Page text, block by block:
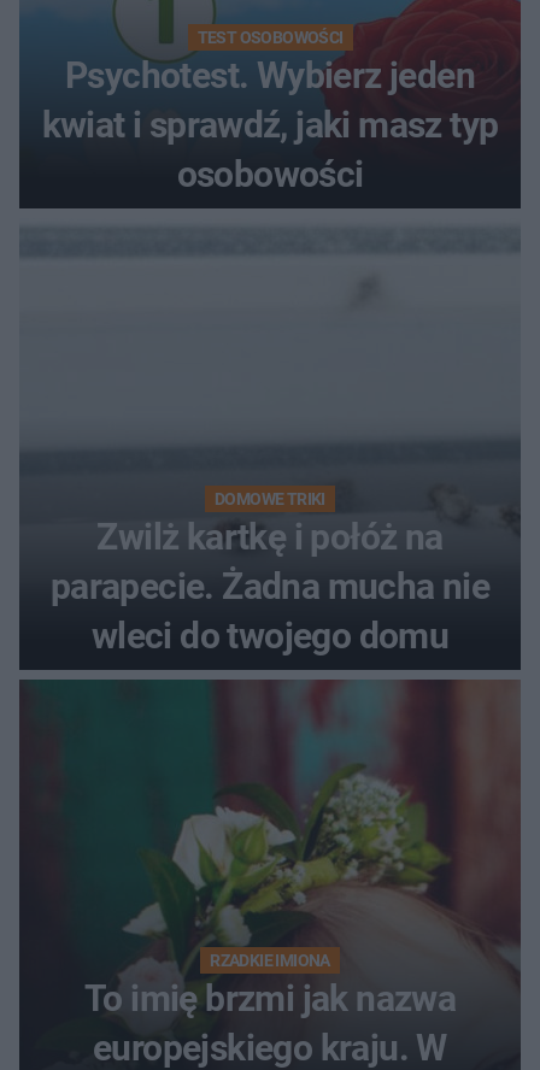
TEST OSOBOWOŚCI
Psychotest. Wybierz jeden
kwiat i sprawdź, jaki masz typ
osobowości
DOMOWE TRIKI
Zwilż kartkę i połóż na
parapecie. Żadna mucha nie
wleci do twojego domu
RZADKIE IMIONA
To imię brzmi jak nazwa
europejskiego kraju. W